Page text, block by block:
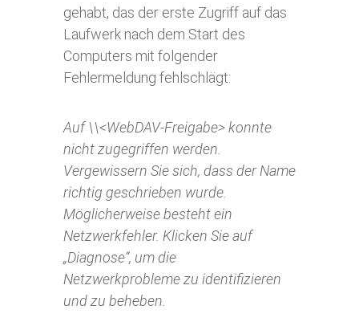
gehabt, das der erste Zugriff auf das
Laufwerk nach dem Start des
Computers mit folgender
Fehlermeldung fehlschlägt:
Auf \\<WebDAV-Freigabe> konnte
nicht zugegriffen werden.
Vergewissern Sie sich, dass der Name
richtig geschrieben wurde.
Möglicherweise besteht ein
Netzwerkfehler. Klicken Sie auf
„Diagnose“, um die
Netzwerkprobleme zu identifizieren
und zu beheben.